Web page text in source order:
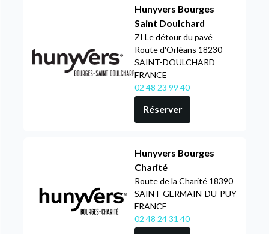
Hunyvers Bourges
Saint Doulchard
ZI Le détour du pavé
Route d'Orléans 18230
SAINT-DOULCHARD
FRANCE
02 48 23 99 40
Réserver
Hunyvers Bourges
Charité
Route de la Charité 18390
SAINT-GERMAIN-DU-PUY
FRANCE
02 48 24 31 40